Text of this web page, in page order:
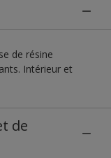
de résine
Intérieur et
de